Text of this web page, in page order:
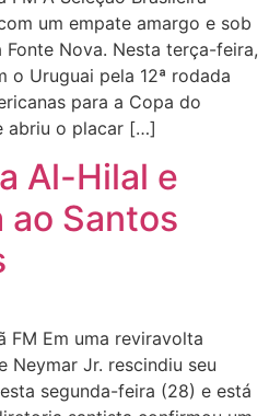
um empate amargo e sob
Nova. Nesta terça-feira,
o Uruguai pela 12ª rodada
para a Copa do
abriu o placar […]
Al-Hilal e
Santos
FM Em uma reviravolta
Neymar Jr. rescindiu seu
segunda-feira (28) e está